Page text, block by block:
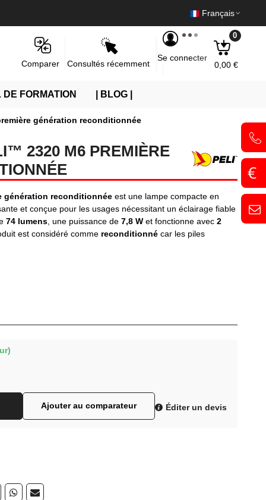
Français
Consultés récemment
Se connecter
0
0,00 €
Comparer
FORMATION | BLOG |
génération reconditionnée
2320 M6 PREMIÈRE
génération reconditionnéeest une lampe compacte en
et conçue pour les usages nécessitant un éclairage fiable
74 lumens, une puissance de 7,8 Wet fonctionne avec 2
est considéré comme reconditionnécar les piles
Ajouter au comparateur Éditer un devis